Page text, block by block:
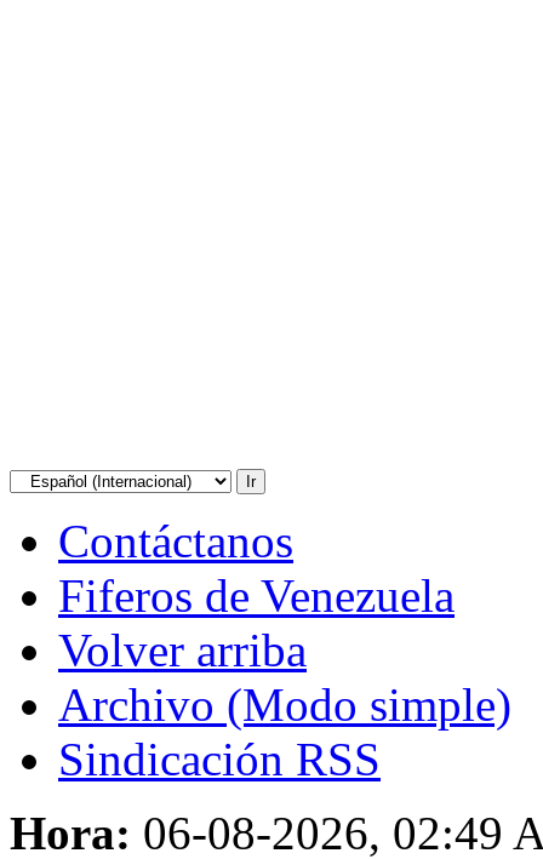
Contáctanos
Fiferos de Venezuela
Volver arriba
Archivo (Modo simple)
Sindicación RSS
Hora: 06-08-2026, 02:49